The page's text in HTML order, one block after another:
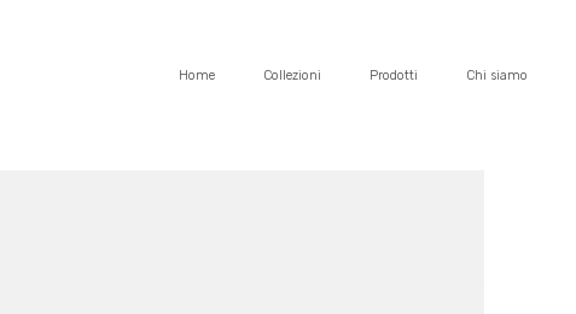
Home Collezioni Prodotti Chi siamo